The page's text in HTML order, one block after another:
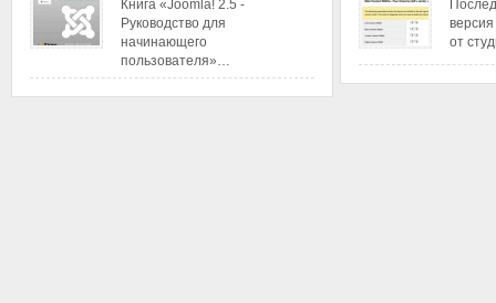
Книга «Joomla! 2.5 -
Руководство для
начинающего
пользователя»…
от